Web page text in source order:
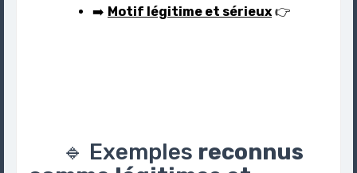
➡️ Motif légitime et sérieux 👉
🔹 Exemples reconnus